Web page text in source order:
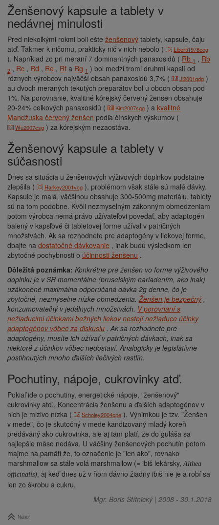
Ženšenový kapsule a tablety v
nedávnej minulosti
Pred niekoľkými rokmi boli ešte ženšenový tablety, kapsule, čaju
atď. Takmer k ničomu, prakticky nič v nich nebolo (
Liberti1978ecg
). Napríklad zo pri meraní 7 dominantných panaxosidů ( Rb 1 , Rb
2 , Rc , Rd , Re , Rf a Rg 1 ) bol medzi tromi druhmi kapslí od
rôznych výrobcov najväčší obsah panaxosidů 3,7% (
Ji2001qdg )
au dvoch meraných tekutých preparátov bol u oboch obsah pod
1%. Na porovnanie, kvalitné kórejský červený ženšen obsahuje
20-24% celkových panaxosidů (
Kim2007sqg ) a kvalitné
Mandžuska červený ženšen podľa čínskych výskumov (
Wu2007csg ) za kórejským nezaostáva.
Ženšenový kapsule a tablety v
súčasnosti
Dnes sa situácia u ženšenových výživových doplnkov podstatne
zlepšila (
Harkey2001vcg ), problémom však stále sú malé dávky.
Kapsule je malá, väčšinou obsahuje 300-500mg materiálu, tablety
sú na tom podobne. Kvôli nezmyselným zákonným obmedzeniam
potom výrobca nemá právo užívateľovi povedať, aby adaptogén
balený v kapsľové či tabletovej forme užíval v patričných
množstvách. Ak sa rozhodnete pre adaptogény v liekovej forme,
dbajte na dostatočné dávkovanie , inak budú výsledkom len
zbytočné pochybnosti o účinnosti ženšenu .
Dôležitá poznámka: Konkrétne pre ženšen vo forme výživového
doplnku je v SR momentálne (bruselským nariadením, ako inak)
uzákonené maximálna odporúčaná dávka 2g denne, čo je
zbytočné, nezmyselne nízke obmedzenia. Ženšen je bezpečný,
konzumovateľný v jedálnych množstvách. V porovnaní s
nežiaducimi účinkami bežných liekov nestojí nežiaduce účinky
adaptogénov vôbec za diskusiu . Ak sa rozhodnete pre
adaptogény, musíte ich užívať v patričných dávkach, inak sa
niektoré z účinkov vôbec nedostaví. Analogicky je legislatívne
postihnutých mnoho ďalších liečivých rastlín.
Pochutiny, nápoje, cukrovinky atď.
Pokiaľ ide o pochutiny, energetické nápoje, "ženšenový"
cukrovinky atď., Koncentrácia ženšenu a ďalších adaptogénov v
nich je mizivo nízka (
Scholey2004cpe ). Výnimkou je tzv. "Ženšen
v mede", čo je skutočný v mede kandizovaný mladý koreň
predávaný ako cukrovinka, ale aj tam platí, že do guláša sa
najlepšie mäso nedáva. U väčšiny ženšenových pochutín potom
majme na pamäti že, to označenie je "len ako", rovnako
marshmallow sa stále volá marshmallow (= ibiš lekársky,Althea
officinalis), aj keď dnes už v ňom dávno žiadny ibiš nie je a robí sa
len zo škrobu a cukru.
Mgr. Boris Štítnický | 2008 - 30.1.2018
Nahor